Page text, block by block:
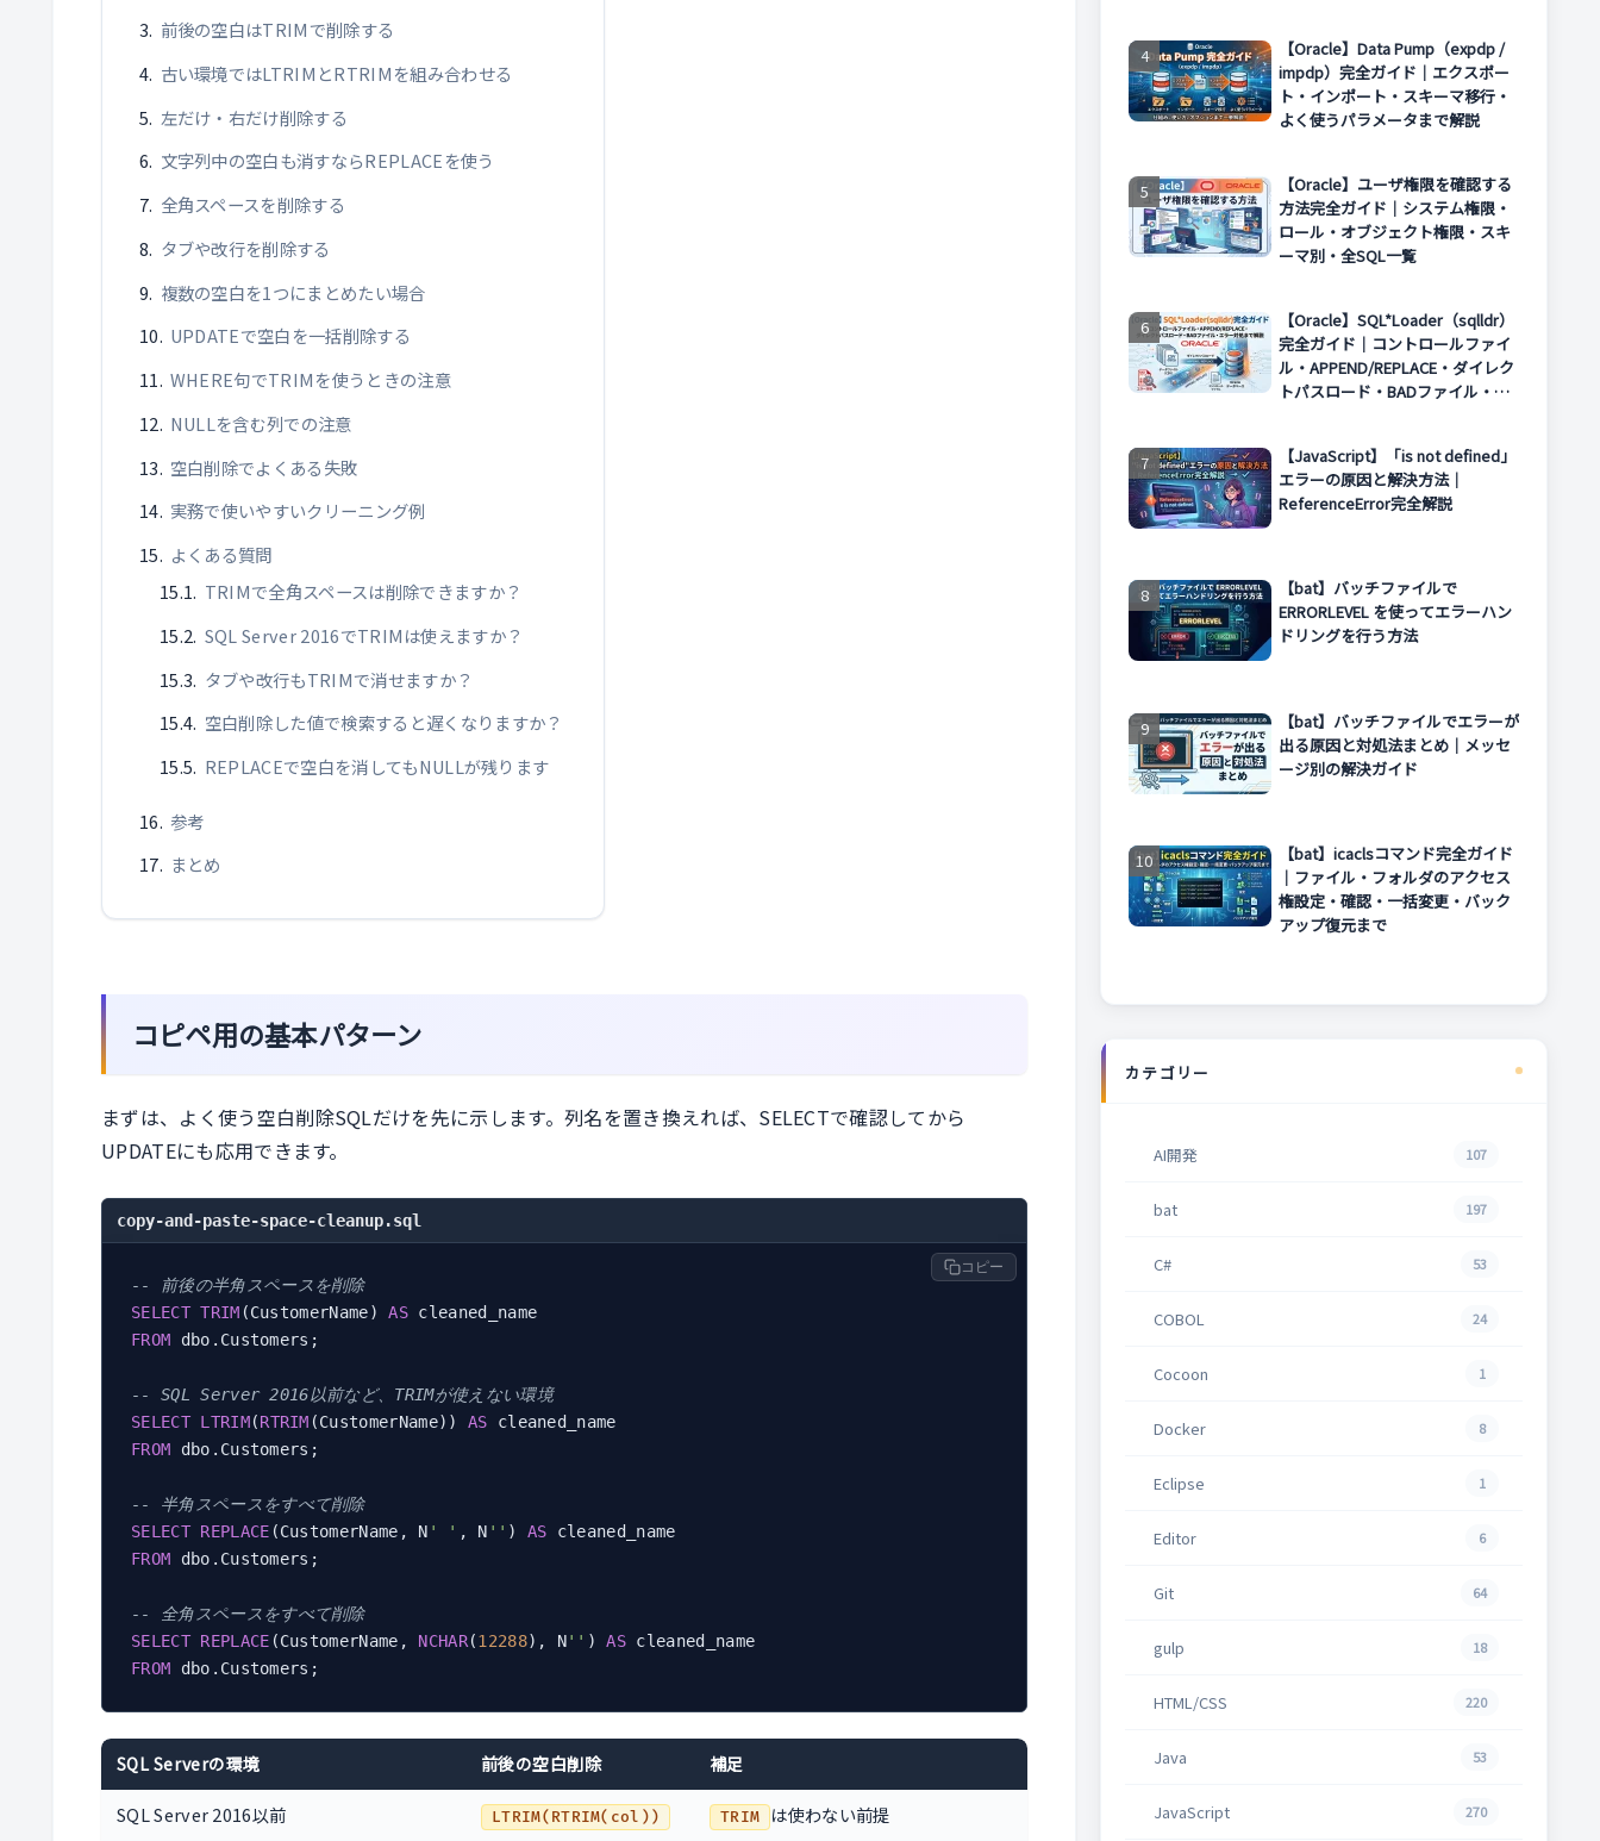
前後の空白はTRIMで削除する
古い環境ではLTRIMとRTRIMを組み合わせる
左だけ・右だけ削除する
文字列中の空白も消すならREPLACEを使う
全角スペースを削除する
タブや改行を削除する
複数の空白を1つにまとめたい場合
UPDATEで空白を一括削除する
WHERE句でTRIMを使うときの注意
NULLを含む列での注意
空白削除でよくある失敗
実務で使いやすいクリーニング例
よくある質問
TRIMで全角スペースは削除できますか？
SQL Server 2016でTRIMは使えますか？
タブや改行もTRIMで消せますか？
空白削除した値で検索すると遅くなりますか？
REPLACEで空白を消してもNULLが残ります
参考
まとめ
コピペ用の基本パターン
まずは、よく使う空白削除SQLだけを先に示します。列名を置き換えれば、SELECTで確認してから
UPDATEにも応用できます。
copy-and-paste-space-cleanup.sql
-- 前後の半角スペースを削除
SELECT TRIM (CustomerName) AS
FROM dbo.Customers;
-- SQL Server 2016以前など、TRIMが使えない環境
SELECT LTRIM(RTRIM (CustomerName)) AS
FROM dbo.Customers;
-- 半角スペースをすべて削除
SELECT REPLACE (CustomerName, N ' ' , N '' ) AS
FROM dbo.Customers;
-- 全角スペースをすべて削除
SELECT REPLACE (CustomerName, NCHAR(12288), N'' ) AS
FROM
コピー
SQL Serverの環境 前後の空白削除 補足
SQL Server 2016以前 LTRIM(RTRIM(col)) TRIM は使わない前提
【Oracle】Data Pump（expdp /
impdp）完全ガイド｜エクスポー
ト・インポート・スキーマ移行・
よく使うパラメータまで解説
【Oracle】ユーザ権限を確認する
方法完全ガイド｜システム権限・
ロール・オブジェクト権限・スキ
ーマ別・全SQL一覧
【Oracle】SQL*Loader（sqlldr）
完全ガイド｜コントロールファイ
ル・APPEND/REPLACE・ダイレク
トパスロード・BADファイル・エ
【JavaScript】「is not defined」
エラーの原因と解決方法｜
ReferenceError完全解説
【bat】バッチファイルで
ERRORLEVEL を使ってエラーハン
ドリングを行う方法
【bat】バッチファイルでエラーが
出る原因と対処法まとめ｜メッセ
ージ別の解決ガイド
【bat】icaclsコマンド完全ガイド
｜ファイル・フォルダのアクセス
権設定・確認・一括変更・バック
アップ復元まで
カテゴリー
AI開発 107
bat 197
C# 53
COBOL 24
Cocoon 1
Docker 8
Eclipse 1
Editor 6
Git 64
gulp 18
HTML/CSS 220
Java 53
JavaScript 270